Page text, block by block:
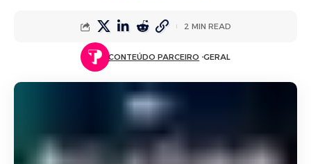
CONTEÚDO PARCEIRO GERAL
2 MIN READ